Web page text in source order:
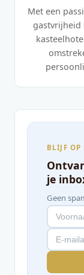
Met een
gastvrijheid
BLIJF OP
je
Geen